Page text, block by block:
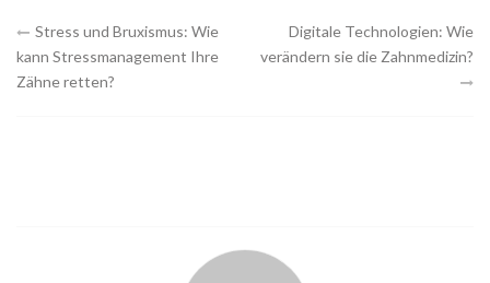
Navigation
des
Stress und Bruxismus: Wie
kann Stressmanagement Ihre
Zähne retten?
Digitale Technologien: Wie
verändern sie die Zahnmedizin?